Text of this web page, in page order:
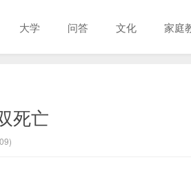
大学 问答 文化 家庭
死亡